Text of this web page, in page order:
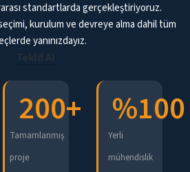
standartlarda gerçekleştiriyoruz.
kurulum ve devreye alma dahil tüm
yanınızdayız.
Teklif Al
Tamamlanmış
proje
200+
Yerli
mühendislik
%100